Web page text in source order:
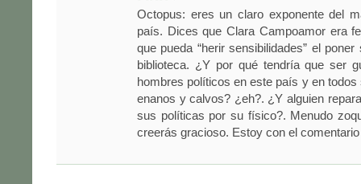
Octopus: eres un claro exponente del
país. Dices que Clara Campoamor era
que pueda “herir sensibilidades” el
biblioteca. ¿Y por qué tendría que ser
hombres políticos en este país y en todos
enanos y calvos? ¿eh?. ¿Y alguien
sus políticas por su físico?. Menudo
creerás gracioso. Estoy con el